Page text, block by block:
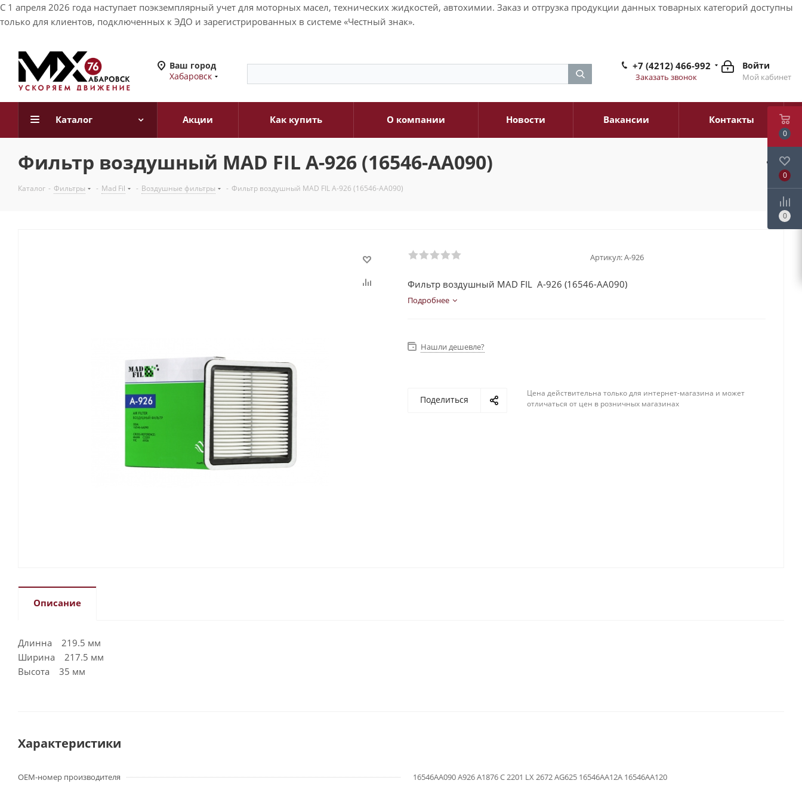
С 1 апреля 2026 года наступает поэкземплярный учет для моторных масел, технических жидкостей, автохимии. Заказ и отгрузка продукции данных товарных категорий доступны
только для клиентов, подключенных к ЭДО и зарегистрированных в системе «Честный знак».
Ваш город
Хабаровск
Войти
Мой кабинет
+7 (4212) 466-992
Заказать звонок
Каталог Акции Как купить О компании Новости Вакансии Контакты
Фильтр воздушный MAD FIL A-926 (16546-AA090)
Каталог - Фильтры - Mad Fil - Воздушные фильтры - Фильтр воздушный MAD FIL A-926 (16546-AA090)
Артикул:A-926
Фильтр воздушный MAD FIL A-926 (16546-AA090)
Подробнее
Нашли дешевле?
Поделиться
Цена действительна только для интернет-магазина и может
отличаться от цен в розничных магазинах
Описание
Длинна 219.5 мм
Ширина 217.5 мм
Высота 35 мм
Характеристики
OEM-номер производителя 16546AA090 A926 A1876 C 2201 LX 2672 AG625 16546AA12A 16546AA120
0
0
0